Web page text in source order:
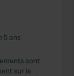
5 ans
sont
sur la